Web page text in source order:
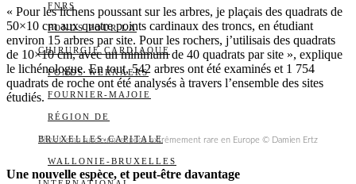
FNRS
FONDS POUR LA
CHIRURGIE CARDIAQUE
FONDS WERNAERS
FOURNIER-MAJOIE
RÉGION DE
BRUXELLES-CAPITALE
WALLONIE-BRUXELLES
« Pour les lichens poussant sur les arbres, je plaçais des quadrats de
50×10 cm aux quatre points cardinaux des troncs, en étudiant
environ 15 arbres par site. Pour les rochers, j’utilisais des quadrats
de 10×10 cm, avec un minimum de 40 quadrats par site », explique
le lichénologue. En tout, 542 arbres ont été examinés et 1 754
quadrats de roche ont été analysés à travers l’ensemble des sites
étudiés.
Thelotrema suecicum, espèce extrêmement rare en Europe © Damien Ertz
Une nouvelle espèce, et peut-être davantage